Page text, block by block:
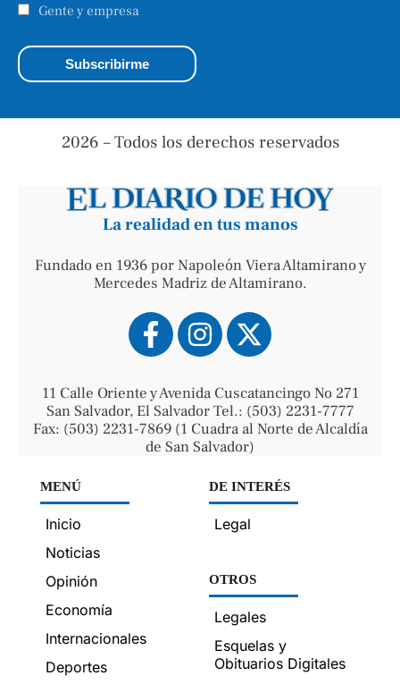
Gente y empresa
2026 – Todos los derechos reservados
La realidad en tus manos
Fundado en 1936 por Napoleón Viera Altamirano y
Mercedes Madriz de Altamirano.
11 Calle Oriente y Avenida Cuscatancingo No 271
San Salvador, El Salvador Tel.: (503) 2231-7777
Fax: (503) 2231-7869 (1 Cuadra al Norte de Alcaldía
de San Salvador)
MENÚ
Inicio
Noticias
Opinión
Economía
Internacionales
Deportes
DE INTERÉS
Legal
OTROS
Legales
Esquelas y
Obituarios Digitales